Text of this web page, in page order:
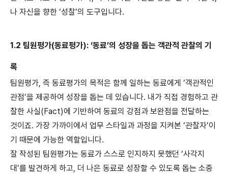
나 자신을 향한 ‘성찰’의 도구입니다.
1.2 팀원평가(동료평가): ‘동료’의 성장을 돕는 객관적 관찰의 기
록
팀원평가, 즉 동료평가의 목적은 함께 일하는 동료에게 ‘객관적인
관점’을 제공하여 성장을 돕는 데 있습니다. 내가 직접 경험하고 관
찰한 사실(Fact)에 기반하여 동료의 강점과 보완점을 전달하는
것이죠. 가장 가까이에서 업무 스타일과 과정을 지켜본 ‘관찰자’이
기 때문에 가능한 역할입니다.
잘 작성된 팀원평가는 동료가 스스로 인지하지 못했던 ‘사각지
대’를 발견하게 하고, 더 나은 동료로 성장할 수 있도록 돕는 소중